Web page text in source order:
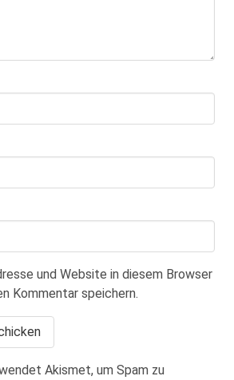
und Website in diesem Browser
Kommentar speichern.
Akismet, um Spam zu